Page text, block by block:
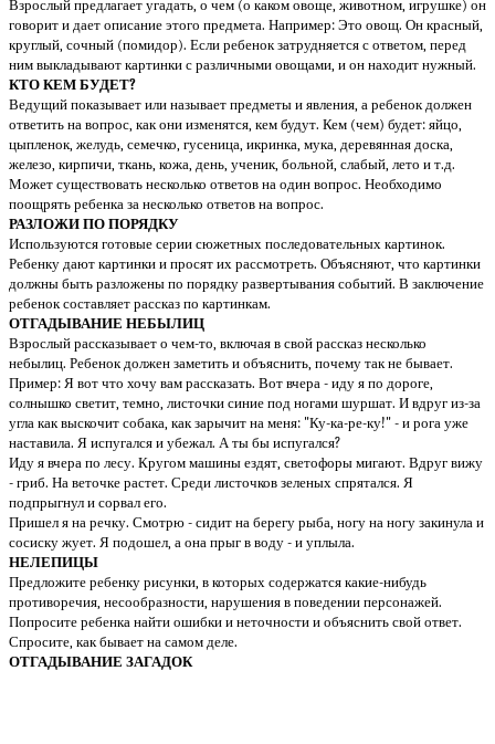
Взрослый предлагает угадать, о чем (о каком овоще, животном, игрушке) он
говорит и дает описание этого предмета. Например: Это овощ. Он красный,
круглый, сочный (помидор). Если ребенок затрудняется с ответом, перед
ним выкладывают картинки с различными овощами, и он находит нужный.
КТО КЕМ БУДЕТ?
Ведущий показывает или называет предметы и явления, а ребенок должен
ответить на вопрос, как они изменятся, кем будут. Кем (чем) будет: яйцо,
цыпленок, желудь, семечко, гусеница, икринка, мука, деревянная доска,
железо, кирпичи, ткань, кожа, день, ученик, больной, слабый, лето и т.д.
Может существовать несколько ответов на один вопрос. Необходимо
поощрять ребенка за несколько ответов на вопрос.
РАЗЛОЖИ ПО ПОРЯДКУ
Используются готовые серии сюжетных последовательных картинок.
Ребенку дают картинки и просят их рассмотреть. Объясняют, что картинки
должны быть разложены по порядку развертывания событий. В заключение
ребенок составляет рассказ по картинкам.
ОТГАДЫВАНИЕ НЕБЫЛИЦ
Взрослый рассказывает о чем-то, включая в свой рассказ несколько
небылиц. Ребенок должен заметить и объяснить, почему так не бывает.
Пример: Я вот что хочу вам рассказать. Вот вчера - иду я по дороге,
солнышко светит, темно, листочки синие под ногами шуршат. И вдруг из-за
угла как выскочит собака, как зарычит на меня: "Ку-ка-ре-ку!" - и рога уже
наставила. Я испугался и убежал. А ты бы испугался?
Иду я вчера по лесу. Кругом машины ездят, светофоры мигают. Вдруг вижу
- гриб. На веточке растет. Среди листочков зеленых спрятался. Я
подпрыгнул и сорвал его.
Пришел я на речку. Смотрю - сидит на берегу рыба, ногу на ногу закинула и
сосиску жует. Я подошел, а она прыг в воду - и уплыла.
НЕЛЕПИЦЫ
Предложите ребенку рисунки, в которых содержатся какие-нибудь
противоречия, несообразности, нарушения в поведении персонажей.
Попросите ребенка найти ошибки и неточности и объяснить свой ответ.
Спросите, как бывает на самом деле.
ОТГАДЫВАНИЕ ЗАГАДОК